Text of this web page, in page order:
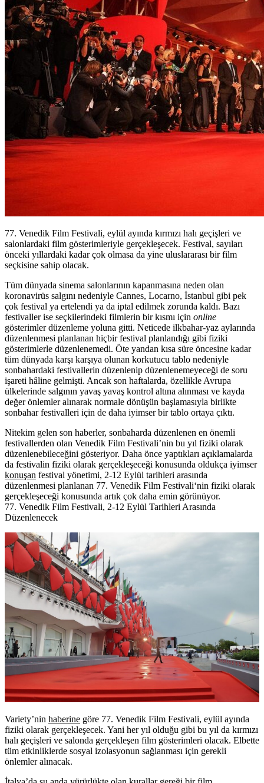
77. Venedik Film Festivali, eylül ayında kırmızı halı geçişleri ve
salonlardaki film gösterimleriyle gerçekleşecek. Festival, sayıları
önceki yıllardaki kadar çok olmasa da yine uluslararası bir film
seçkisine sahip olacak.
Tüm dünyada sinema salonlarının kapanmasına neden olan
koronavirüs salgını nedeniyle Cannes, Locarno, İstanbul gibi pek
çok festival ya ertelendi ya da iptal edilmek zorunda kaldı. Bazı
festivaller ise seçkilerindeki filmlerin bir kısmı için online
gösterimler düzenleme yoluna gitti. Neticede ilkbahar-yaz aylarında
düzenlenmesi planlanan hiçbir festival planlandığı gibi fiziki
gösterimlerle düzenlenemedi. Öte yandan kısa süre öncesine kadar
tüm dünyada karşı karşıya olunan korkutucu tablo nedeniyle
sonbahardaki festivallerin düzenlenip düzenlenemeyeceği de soru
işareti hâline gelmişti. Ancak son haftalarda, özellikle Avrupa
ülkelerinde salgının yavaş yavaş kontrol altına alınması ve kayda
değer önlemler alınarak normale dönüşün başlamasıyla birlikte
sonbahar festivalleri için de daha iyimser bir tablo ortaya çıktı.
Nitekim gelen son haberler, sonbaharda düzenlenen en önemli
festivallerden olan Venedik Film Festivali’nin bu yıl fiziki olarak
düzenlenebileceğini gösteriyor. Daha önce yaptıkları açıklamalarda
da festivalin fiziki olarak gerçekleşeceği konusunda oldukça iyimser
konuşan festival yönetimi, 2-12 Eylül tarihleri arasında
düzenlenmesi planlanan 77. Venedik Film Festivali‘nin fiziki olarak
gerçekleşeceği konusunda artık çok daha emin görünüyor.
77. Venedik Film Festivali, 2-12 Eylül Tarihleri Arasında
Düzenlenecek
Variety’nin haberine göre 77. Venedik Film Festivali, eylül ayında
fiziki olarak gerçekleşecek. Yani her yıl olduğu gibi bu yıl da kırmızı
halı geçişleri ve salonda gerçekleşen film gösterimleri olacak. Elbette
tüm etkinliklerde sosyal izolasyonun sağlanması için gerekli
önlemler alınacak.